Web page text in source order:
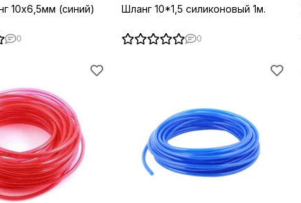
10х6,5мм (синий)
0
Шланг 10*1,5 силиконовый 1м.
0